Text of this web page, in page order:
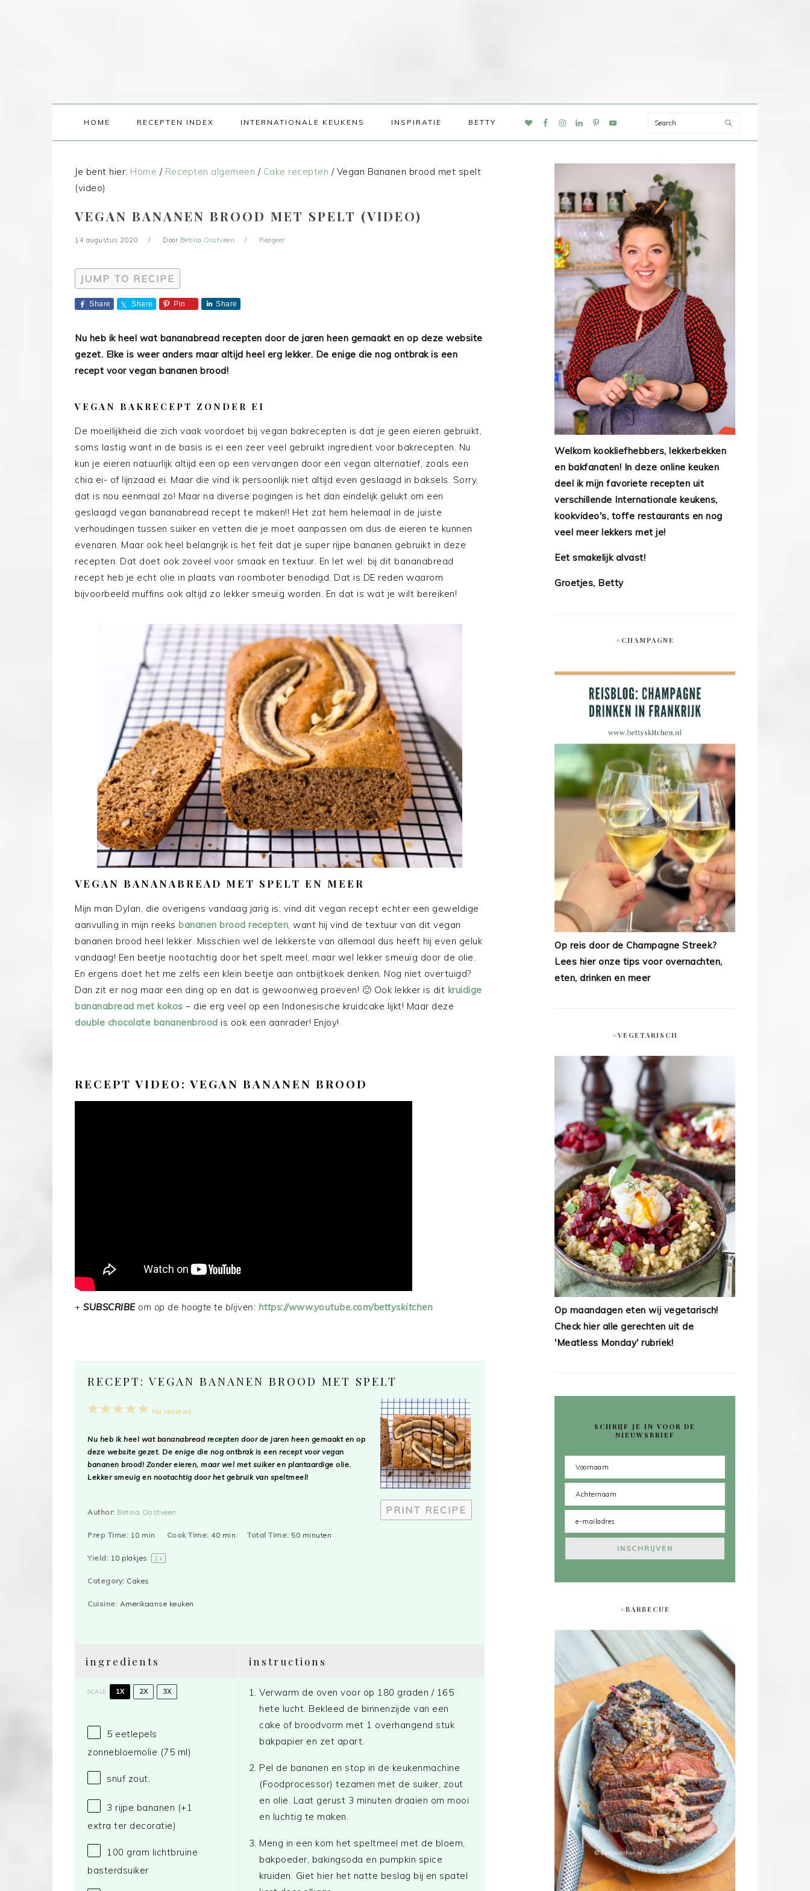
HOME RECEPTEN INDEX INTERNATIONALE KEUKENS INSPIRATIE BETTY
NAV
Search
Je bent hier: Home / Recepten algemeen / Cake recepten /Vegan Bananen brood met spelt
(video)
VEGAN BANANEN BROOD MET SPELT (VIDEO)
14 augustus 2020 Door Betina Oostveen Reageer
JUMP TO RECIPE
Share Share Pin Share
Nu heb ik heel wat bananabread recepten door de jaren heen gemaakt en op deze website
gezet. Elke is weer anders maar altijd heel erg lekker. De enige die nog ontbrak is een
recept voor vegan bananen brood!
VEGAN BAKRECEPT ZONDER EI
De moeilijkheid die zich vaak voordoet bij vegan bakrecepten is dat je geen eieren gebruikt,
soms lastig want in de basis is ei een zeer veel gebruikt ingredient voor bakrecepten. Nu
kun je eieren natuurlijk altijd een op een vervangen door een vegan alternatief, zoals een
chia ei- of lijnzaad ei. Maar die vind ik persoonlijk niet altijd even geslaagd in baksels. Sorry,
dat is nou eenmaal zo! Maar na diverse pogingen is het dan eindelijk gelukt om een
geslaagd vegan bananabread recept te maken!! Het zat hem helemaal in de juiste
verhoudingen tussen suiker en vetten die je moet aanpassen om dus de eieren te kunnen
evenaren. Maar ook heel belangrijk is het feit dat je super rijpe bananen gebruikt in deze
recepten. Dat doet ook zoveel voor smaak en textuur. En let wel: bij dit bananabread
recept heb je echt olie in plaats van roomboter benodigd. Dat is DE reden waarom
bijvoorbeeld muffins ook altijd zo lekker smeuïg worden. En dat is wat je wilt bereiken!
VEGAN BANANABREAD MET SPELT EN MEER
Mijn man Dylan, die overigens vandaag jarig is, vind dit vegan recept echter een geweldige
aanvulling in mijn reeks bananen brood recepten , want hij vind de textuur van dit vegan
bananen brood heel lekker. Misschien wel de lekkerste van allemaal dus heeft hij even geluk
vandaag! Een beetje nootachtig door het spelt meel, maar wel lekker smeuïg door de olie.
En ergens doet het me zelfs een klein beetje aan ontbijtkoek denken. Nog niet overtuigd?
Dan zit er nog maar een ding op en dat is gewoonweg proeven! 🙂 Ook lekker is dit kruidige
bananabread met kokos – die erg veel op een Indonesische kruidcake lijkt! Maar deze
double chocolate bananenbrood is ook een aanrader! Enjoy!
RECEPT VIDEO: VEGAN BANANEN BROOD
+ SUBSCRIBEom op de hoogte te blijven: https://www.youtube.com/bettyskitchen
RECEPT: VEGAN BANANEN BROOD MET SPELT
PRINT RECIPE
5
4
3
2
1
No reviews
Nu heb ik heel wat bananabread recepten door de jaren heen gemaakt en op
deze website gezet. De enige die nog ontbrak is een recept voor vegan
bananen brood! Zonder eieren, maar wel met suiker en plantaardige olie.
Lekker smeuig en nootachtig door het gebruik van speltmeel!
Author: Betina Oostveen
Prep Time: 10 min. Cook Time: 40 min. Total Time: 50 minuten
Yield: 10 plakjes 1 x
Category: Cakes
Cuisine: Amerikaanse keuken
ingredients
SCALE 1X 2X 3X
5 eetlepels
zonnebloemolie (75 ml)
snuf zout,
3 rijpe bananen (+1
extra ter decoratie)
100 gram lichtbruine
basterdsuiker
instructions
Verwarm de oven voor op 180 graden / 165
hete lucht. Bekleed de binnenzijde van een
cake of broodvorm met 1 overhangend stuk
bakpapier en zet apart.
Pel de bananen en stop in de keukenmachine
(Foodprocessor) tezamen met de suiker, zout
en olie. Laat gerust 3 minuten draaien om mooi
en luchtig te maken.
Meng in een kom het speltmeel met de bloem,
bakpoeder, bakingsoda en pumpkin spice
kruiden. Giet hier het natte beslag bij en spatel
Welkom kookliefhebbers, lekkerbekken
en bakfanaten! In deze online keuken
deel ik mijn favoriete recepten uit
verschillende Internationale keukens,
kookvideo's, toffe restaurants en nog
veel meer lekkers met je!
Eet smakelijk alvast!
Groetjes, Betty
#CHAMPAGNE
Op reis door de Champagne Streek?
Lees hier onze tips voor overnachten,
eten, drinken en meer
#VEGETARISCH
Op maandagen eten wij vegetarisch!
Check hier alle gerechten uit de
'Meatless Monday' rubriek!
SCHRIJF JE IN VOOR DE
NIEUWSBRIEF
#BARBECUE